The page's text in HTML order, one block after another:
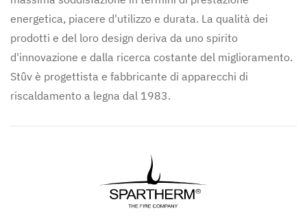
energetica, piacere d'utilizzo e durata. La qualità dei
prodotti e del loro design deriva da uno spirito
d'innovazione e dalla ricerca costante del miglioramento.
Stûv è progettista e fabbricante di apparecchi di
riscaldamento a legna dal 1983.